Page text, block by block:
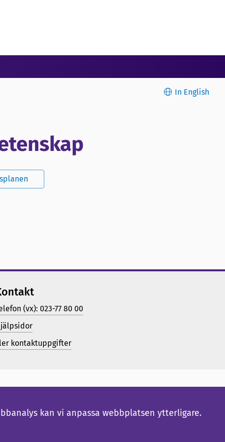
In English
(vx): 023-77 80 00
kontaktuppgifter
kan vi anpassa webbplatsen ytterligare.